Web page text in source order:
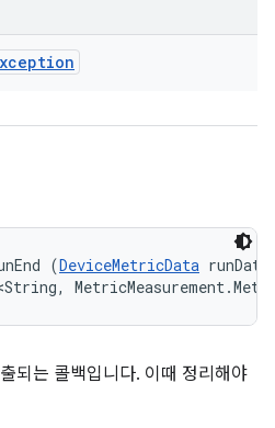
(DeviceMetricData
되는 콜백입니다. 이때 정리해야